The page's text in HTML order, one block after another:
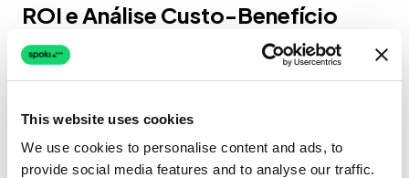
This website uses cookies
We use cookies to personalise content and ads, to
provide social media features and to analyse our traffic.
ROI e Análise Custo-Benefício
O investimento em workflows self-hosted para
WhatsApp Business API requer uma análise
precisa do retorno económico. As empresas
tipicamente um ponto de equilíbrio entre 8-12